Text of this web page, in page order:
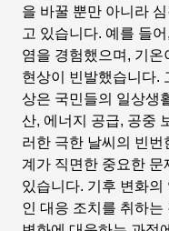
을 바꿀 뿐만 아니라
고 있습니다. 예를 들
염을 경험했으며, 기
현상이 빈발했습니다.
상은 국민들의 일상생
산, 에너지 공급, 공중
러한 극한 날씨의 빈번
계가 직면한 중요한
있습니다. 기후 변화
인 대응 조치를 취하